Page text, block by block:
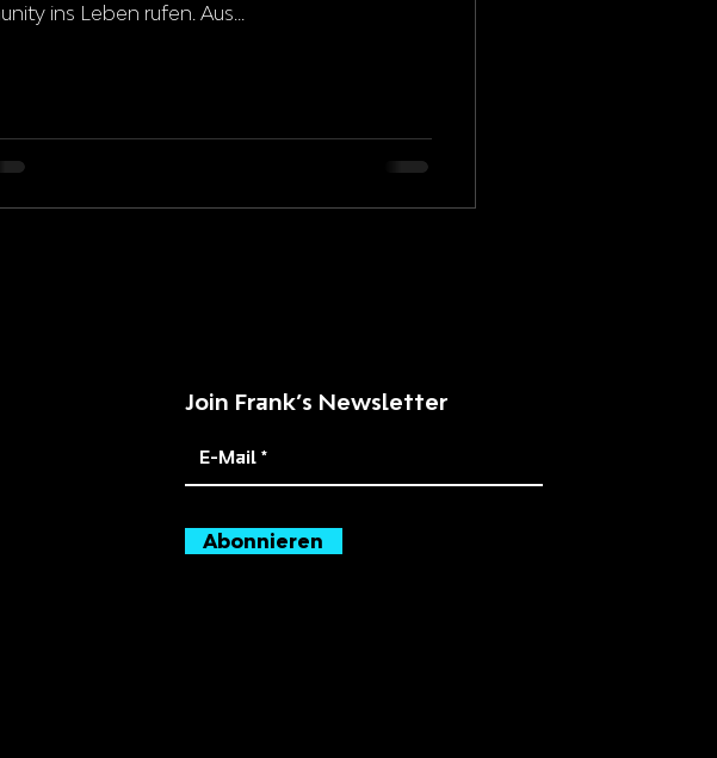
ins Leben rufen. Aus...
Join Frank’s Newsletter
Abonnieren